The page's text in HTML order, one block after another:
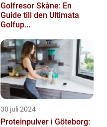
Golfresor Skåne: En
Guide till den Ultimata
Golfup...
30 juli 2024
Proteinpulver i Göteborg: